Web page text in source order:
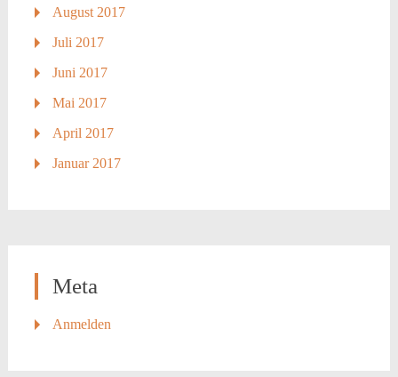
August 2017
Juli 2017
Juni 2017
Mai 2017
April 2017
Januar 2017
Meta
Anmelden